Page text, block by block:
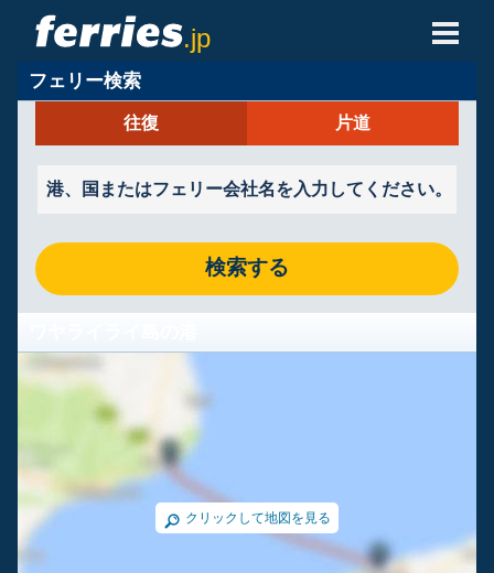
.jp
フェリー会社
フェリーの目的地
フェリールート
港
予約の管理
フェリー検索
往復 片道
検索する
クリックして地図を見る